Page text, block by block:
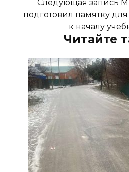
Следующая запись
подготовил памятку
к началу
Читайте